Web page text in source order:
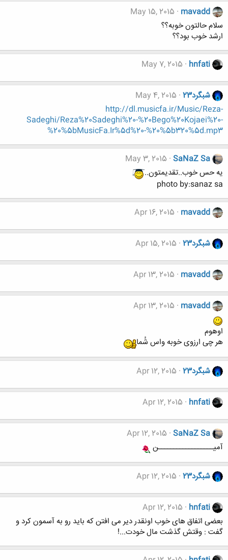
mavadd
May 15, 2015
سلام حالتون خوبه؟؟
ارشد خوب بود؟؟
hnfati
May 7, 2015
شبگرد23
May 4, 2015
http://dl.musicfa.ir/Music/Reza-
Sadeghi/Reza%20Sadeghi%20-%20Bego%20Kojaei%20-
%20%5bMusicFa.Ir%5d%20-%20%5b320%5d.mp3
SaNaZ Sa
May 3, 2015
یه حس خوب..تقدیمتون..
photo by:sanaz sa
mavadd
Apr 16, 2015
شبگرد23 Apr 15, 2015
mavadd
Apr 13, 2015
mavadd
Apr 13, 2015
اوهوم
هر چی ارزوی خوبه واس شُما
شبگرد23 Apr 12, 2015
hnfati
Apr 12, 2015
SaNaZ Sa
Apr 12, 2015
آمیــــــــــــــــــن
شبگرد23 Apr 12, 2015
hnfati
Apr 12, 2015
بعضى اتفاق هاى خوب اونقدر دير مى افتن كه بايد رو به آسمون كرد و
گفت : وقتش گذشت مال خودت...!